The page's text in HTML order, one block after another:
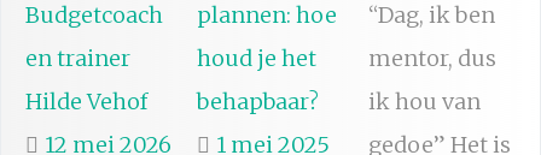
Budgetcoach
en trainer
Hilde Vehof
12 mei 2026
plannen: hoe
houd je het
behapbaar?
1 mei 2025
“Dag, ik ben
mentor, dus
ik hou van
gedoe” Het is